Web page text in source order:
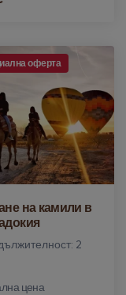
оферта
на камили в
2
цена